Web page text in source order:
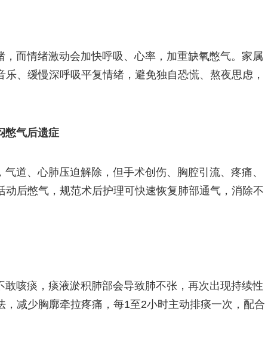
而情绪激动会加快呼吸、心率，加重缺氧憋气。家属
、缓慢深呼吸平复情绪，避免独自恐慌、熬夜思虑，
憋气后遗症
道、心肺压迫解除，但手术创伤、胸腔引流、疼痛、
后憋气，规范术后护理可快速恢复肺部通气，消除不
咳痰，痰液淤积肺部会导致肺不张，再次出现持续性
减少胸廓牵拉疼痛，每1至2小时主动排痰一次，配合